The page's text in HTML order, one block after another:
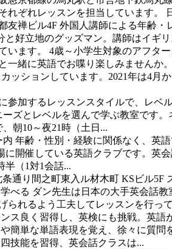
ぞれレッスンを担当しています。
友禅ビル4F 外国人講師による年齢・
好立地のグッズマン。講師はイギ
ます。 4歳～小学生対象のアフタ
一緒に英語でお喋り楽しみませんか。
ションしています。2021年は4月
参加するレッスンスタイルで、レベ
ズとレベルを選んで学ぶ教室です
朝10～夜21時（土日...
内 年齢・性別・経験に関係なく、英
開催している英語クラブです。英
半（1対1会話...
通り間之町東入ル材木町 KSビル5F
べる ダン先生は日本の大手英会話
れるよう工夫してレッスンを行っ
ス良く習得し、英検にも挑戦。英語
簡単な単語表現を覚え、徐々に質
技能を習得、英会話クラスは...